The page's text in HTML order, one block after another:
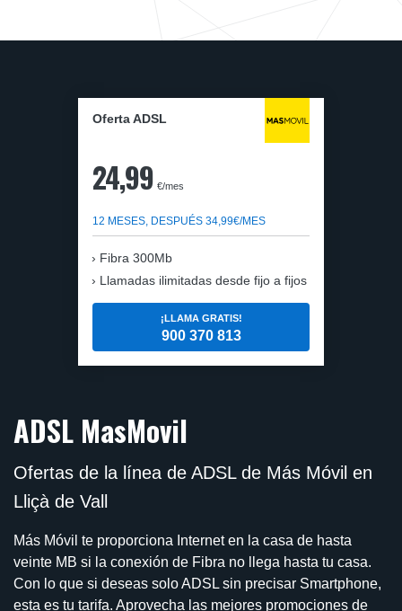
Oferta ADSL
24,99 €/mes
12 MESES, DESPUÉS 34,99€/MES
Fibra 300Mb
Llamadas ilimitadas desde fijo a fijos
¡LLAMA GRATIS!
900 370 813
ADSL MasMovil
Ofertas de la línea de ADSL de Más Móvil en
Lliçà de Vall
Más Móvil te proporciona Internet en la casa de hasta
veinte MB si la conexión de Fibra no llega hasta tu casa.
Con lo que si deseas solo ADSL sin precisar Smartphone,
esta es tu tarifa. Aprovecha las mejores promociones de